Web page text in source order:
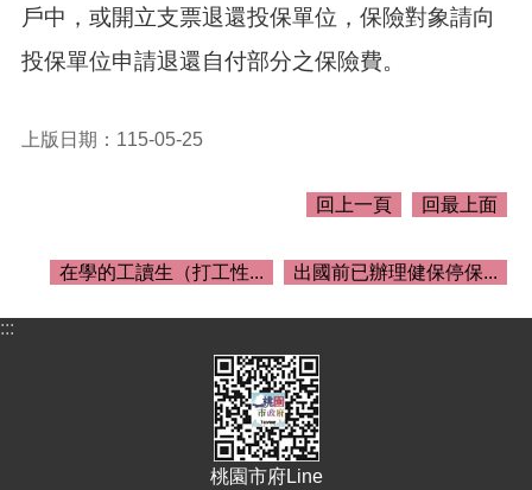
園
政
E
n
戶中，或開立支票退還投保單位，保險對象請向
投保單位申請退還自付部分之保險費。
上版日期：115-05-25
回上一頁 回最上面
在學的工讀生（打工性... 出國前已辦理健保停保...
:::
桃園市府Line